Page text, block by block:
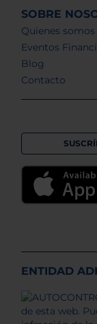
SOBRE
Quienes somos
Eventos
Blog
Contacto
ENTIDAD